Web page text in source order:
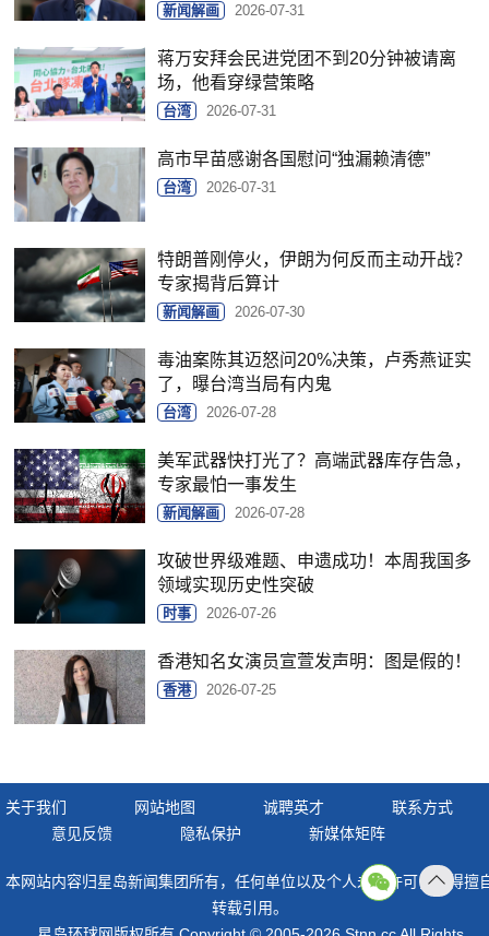
新闻解画 2026-07-31
蒋万安拜会民进党团不到20分钟被请离
场，他看穿绿营策略
台湾 2026-07-31
高市早苗感谢各国慰问“独漏赖清德”
台湾 2026-07-31
特朗普刚停火，伊朗为何反而主动开战？
专家揭背后算计
新闻解画 2026-07-30
毒油案陈其迈怒问20%决策，卢秀燕证实
了，曝台湾当局有内鬼
台湾 2026-07-28
美军武器快打光了？高端武器库存告急，
专家最怕一事发生
新闻解画 2026-07-28
攻破世界级难题、申遗成功！本周我国多
领域实现历史性突破
时事 2026-07-26
香港知名女演员宣萱发声明：图是假的！
香港 2026-07-25
关于我们 网站地图 诚聘英才
联系方式
意见反馈
隐私保护 新媒体矩阵
本网站内容归星岛新闻集团所有，任何单位以及个人未经许可，不得擅
转载引用。